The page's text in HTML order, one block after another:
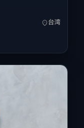
7月26日（公映
奏张弛有度。
台湾